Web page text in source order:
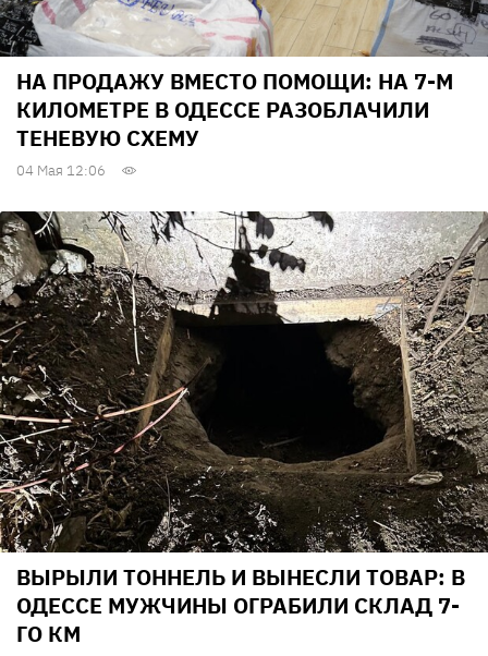
НА ПРОДАЖУ ВМЕСТО ПОМОЩИ: НА 7-М
КИЛОМЕТРЕ В ОДЕССЕ РАЗОБЛАЧИЛИ
ТЕНЕВУЮ СХЕМУ
04 Мая 12:06
ВЫРЫЛИ ТОННЕЛЬ И ВЫНЕСЛИ ТОВАР: В
ОДЕССЕ МУЖЧИНЫ ОГРАБИЛИ СКЛАД 7-
ГО КМ